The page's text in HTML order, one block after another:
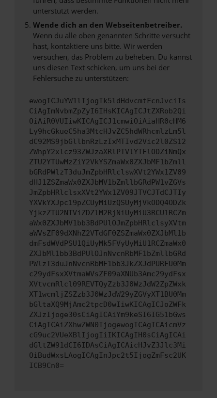
unterstützt werden.
Wende dich an den Webseitenbetreiber.
Wenn du alle oben genannten Schritte versucht
hast, kontaktiere uns bitte. Wir werden
versuchen, das Problem zu beheben. Du kannst
uns diesen Text schicken, um uns bei der
Fehlersuche zu unterstützen:
ewogICJuYW1lIjogIk5ldHdvcmtFcnJvciIs
CiAgImNvbmZpZyI6IHsKICAgICJtZXRob2Qi
OiAiR0VUIiwKICAgICJ1cmwiOiAiaHR0cHM6
Ly9hcGkueC5ha3MtcHJvZC5hdWRhcmlzLm5l
dC92MS9jbGllbnRzLzIxMTIvd2Vic2l0ZS12
ZWhpY2xlcz93ZWJzaXRlPTVlYTFlODZiNmQx
ZTU2YTUwMzZiY2VkYSZmaWx0ZXJbMF1bZmll
bGRdPWlzT3duJmZpbHRlclswXVt2YWx1ZV09
dHJ1ZSZmaWx0ZXJbMV1bZmllbGRdPW1vZGVs
JmZpbHRlclsxXVt2YWx1ZV09JTVCJTdCJTIy
YXVkYXJpc19pZCUyMiUzQSUyMjVkODQ4ODZk
YjkzZTU2NTViZDZlM2RjNiUyMiU3RCU1RCZm
aWx0ZXJbMV1bb3BdPUlOJmZpbHRlclsyXVtm
aWVsZF09dXNhZ2VTdGF0ZSZmaWx0ZXJbMl1b
dmFsdWVdPSU1QiUyMk5FVyUyMiU1RCZmaWx0
ZXJbMl1bb3BdPUlOJnNvcnRbMF1bZmllbGRd
PWlzT3duJnNvcnRbMF1bb3JkZXJdPURFU0Mm
c29ydFsxXVtmaWVsZF09aXNUb3Amc29ydFsx
XVtvcmRlcl09REVTQyZzb3J0WzJdW2ZpZWxk
XT1wcmljZSZzb3J0WzJdW29yZGVyXT1BU0Mm
bGltaXQ9MjAmc2tpcD0wIiwKICAgICJoZWFk
ZXJzIjoge30sCiAgICAiYm9keSI6IG51bGws
CiAgICAiZXhwZWN0IjogewogICAgICAicmVz
cG9uc2VUeXBlIjogIiIKICAgIH0sCiAgICAi
dGltZW91dCI6IDAsCiAgICAicHJvZ3Jlc3Mi
OiBudWxsLAogICAgInJpc2t5IjogZmFsc2UK
ICB9Cn0=